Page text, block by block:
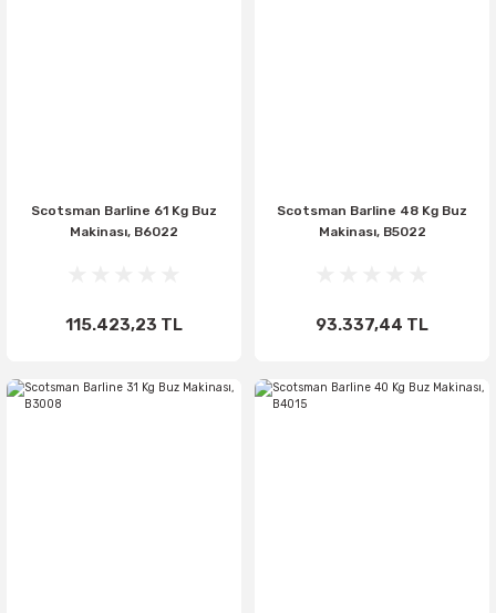
Scotsman Barline 61 Kg Buz
Makinası, B6022
115.423,23 TL
Scotsman Barline 48 Kg Buz
Makinası, B5022
93.337,44 TL